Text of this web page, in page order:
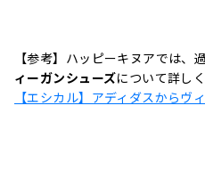
【参考】ハッピーキヌアでは、
ィーガンシューズについて詳し
【エシカル】アディダスからヴ